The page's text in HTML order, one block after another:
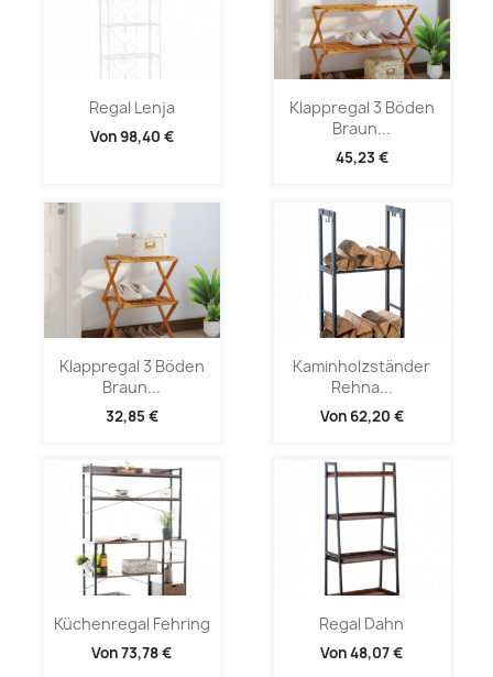
Regal Lenja
Von98,40 €
Klappregal 3 Böden
Braun...
45,23 €
Klappregal 3 Böden
Braun...
32,85 €
Kaminholzständer
Rehna...
Von 62,20 €
Küchenregal Fehring
Von73,78 €
Regal Dahn
Von48,07 €